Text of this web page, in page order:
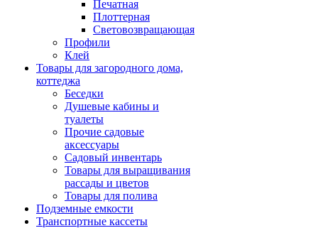
Печатная
Плоттерная
Световозвращающая
Профили
Клей
Товары для загородного дома,
коттеджа
Беседки
Душевые кабины и
туалеты
Прочие садовые
аксессуары
Садовый инвентарь
Товары для выращивания
рассады и цветов
Товары для полива
Подземные емкости
Транспортные кассеты